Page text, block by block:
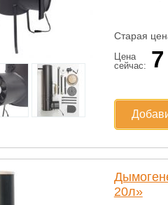
Старая
Цена
сейчас:
20л»